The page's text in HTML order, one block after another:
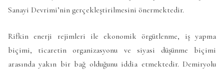
Sanayi Devrimi’nin gerçekleştirilmesini önermektedir.
Rifkin enerji rejimleri ile ekonomik örgütlenme, iş yapma
biçimi, ticaretin organizasyonu ve siyasi düşünme biçimi
arasında yakın bir bağ olduğunu iddia etmektedir. Demiryolu